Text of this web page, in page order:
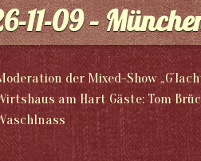
11-09 –
der Mixed-Show
am Hart Gäste: Tom